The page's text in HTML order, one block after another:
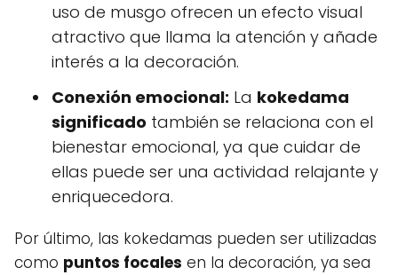
uso de musgo ofrecen un efecto visual
atractivo que llama la atención y añade
interés a la decoración.
Conexión emocional: La kokedama
significado también se relaciona con el
bienestar emocional, ya que cuidar de
ellas puede ser una actividad relajante y
enriquecedora.
Por último, las kokedamas pueden ser utilizadas
como puntos focales en la decoración, ya sea